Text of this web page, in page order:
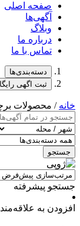
صفحه اصلی
آگهی‌ها
وبلاگ
درباره ما
تماس با ما
دسته‌بندی‌ها
ثبت اگهی
خانه / محصولات
جستجو
جستجو پیشرفته
افزودن به